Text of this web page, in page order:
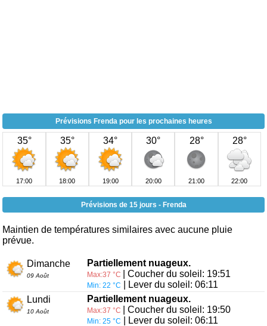
Prévisions Frenda pour les prochaines heures
35°
17:00
35°
18:00
34°
19:00
30°
20:00
28°
21:00
28°
22:00
Prévisions de 15 jours - Frenda
Maintien de températures similaires avec aucune pluie
prévue.
Dimanche
09 Août
Partiellement nuageux.
Max:37 °C | Coucher du soleil: 19:51
Min: 22 °C
| Lever du soleil: 06:11
Lundi
10 Août
Partiellement nuageux.
Max:37 °C | Coucher du soleil: 19:50
Min: 25 °C
| Lever du soleil: 06:11